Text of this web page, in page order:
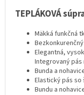
TEPLÁKOVÁ
Mäkká funkčná
Elegantná,
Integrovaný
Bunda a
Elastický pás so
Bundu a